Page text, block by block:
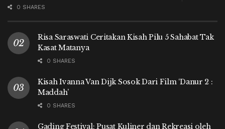
0 SHARES
Risa Saraswati Ceritakan Kisah Pilu 5 Sahabat Tak
Kasat Matanya
0 SHARES
Kisah Ivanna Van Dijk Sosok Dari Film ‘Danur 2 :
Maddah’
0 SHARES
Gading Festival: Pusat Kuliner dan Rekreasi oleh